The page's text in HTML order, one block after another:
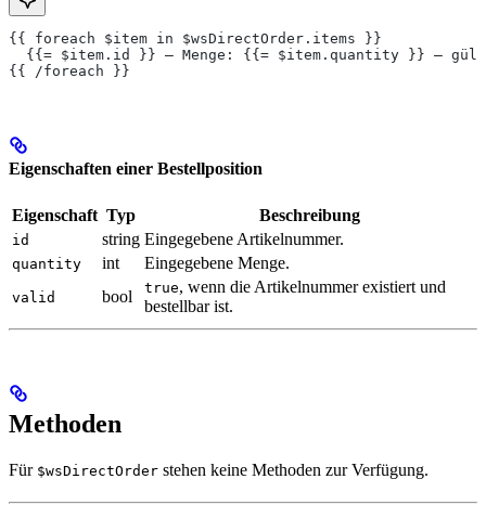
{{ foreach $item in $wsDirectOrder.items }}
{{= $item.id }} – Menge: {{= $item.quantity }} –
{{ /foreach }}
Eigenschaften einer Bestellposition
Eigenschaft Typ Beschreibung
id string Eingegebene Artikelnummer.
quantity int Eingegebene Menge.
valid bool true, wenn die Artikelnummer existiert und
bestellbar ist.
Methoden
Für $wsDirectOrder stehen keine Methoden zur Verfügung.